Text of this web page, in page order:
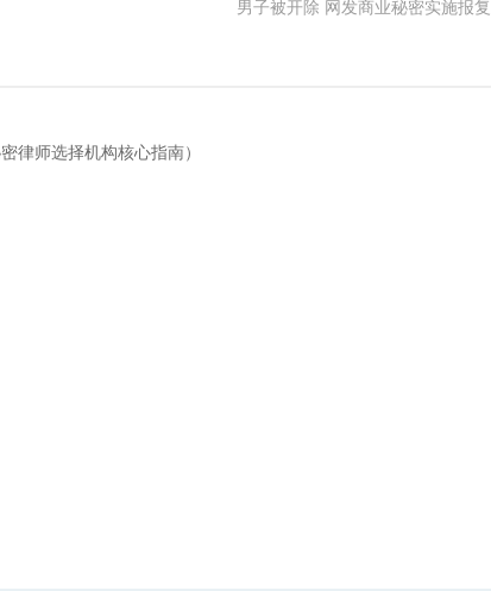
男子被开除 网发商业秘密实施报复
律师选择机构核心指南）